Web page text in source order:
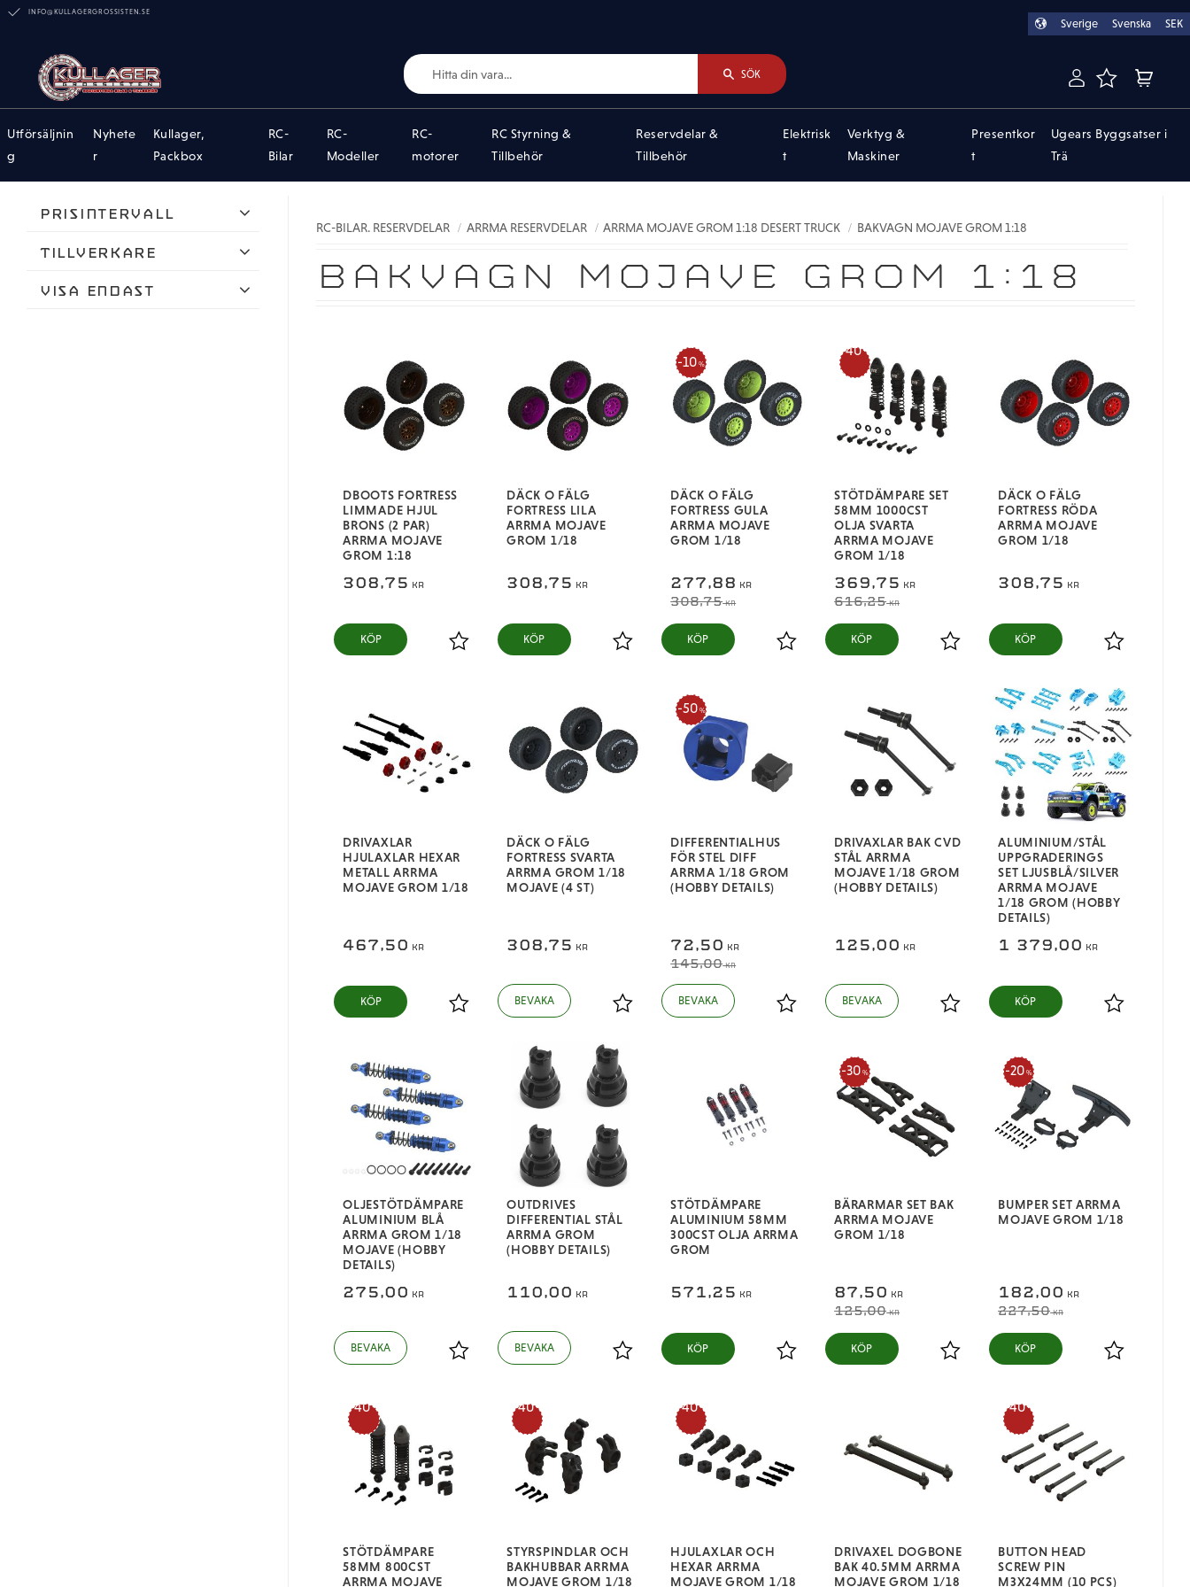
INFO@KULLAGERGROSSISTEN.SE
Sverige Svenska SEK
SÖK FAVORITER
Utförsäljnin
g
Nyhete
r
Kullager,
Packbox
RC-
Bilar
RC-
Modeller
RC-
motorer
RC Styrning &
Tillbehör
Reservdelar &
Tillbehör
Elektrisk
t
Verktyg &
Maskiner
Presentkor
t
Ugears Byggsatser i
Trä
Prisintervall
Tillverkare
Visa endast BAKVAGN MOJAVE GROM 1:18
RC-BILAR. RESERVDELAR ARRMA RESERVDELAR ARRMA MOJAVE GROM 1:18 DESERT TRUCK BAKVAGN MOJAVE GROM 1:18
DBOOTS FORTRESS
LIMMADE HJUL
BRONS (2 PAR)
ARRMA MOJAVE
GROM 1:18
308,75 KR
Lägg till i favoriter
KÖP
DÄCK O FÄLG
FORTRESS LILA
ARRMA MOJAVE
GROM 1/18
308,75 KR
Lägg till i favoriter
KÖP
DÄCK O FÄLG
FORTRESS GULA
ARRMA MOJAVE
GROM 1/18
277,88 KR
308,75KR
10 %
Lägg till i favoriter
KÖP
STÖTDÄMPARE SET
58MM 1000CST
OLJA SVARTA
ARRMA MOJAVE
GROM 1/18
369,75 KR
616,25KR
40
%
Lägg till i favoriter
KÖP
DÄCK O FÄLG
FORTRESS RÖDA
ARRMA MOJAVE
GROM 1/18
308,75 KR
Lägg till i
KÖP
DRIVAXLAR
HJULAXLAR HEXAR
METALL ARRMA
MOJAVE GROM 1/18
467,50 KR
Lägg till i favoriter
KÖP
DÄCK O FÄLG
FORTRESS SVARTA
ARRMA GROM 1/18
MOJAVE (4 ST)
308,75 KR
Lägg till i favoriter
DIFFERENTIALHUS
FÖR STEL DIFF
ARRMA 1/18 GROM
(HOBBY DETAILS)
72,50 KR
145,00KR
50 %
Lägg till i favoriter
DRIVAXLAR BAK CVD
STÅL ARRMA
MOJAVE 1/18 GROM
(HOBBY DETAILS)
125,00 KR
Lägg till i favoriter
ALUMINIUM/STÅL
UPPGRADERINGS
SET LJUSBLÅ/SILVER
ARRMA MOJAVE
1/18 GROM (HOBBY
DETAILS)
1 379,00 KR
Lägg till i
KÖP
OLJESTÖTDÄMPARE
ALUMINIUM BLÅ
ARRMA GROM 1/18
MOJAVE (HOBBY
DETAILS)
275,00 KR
Lägg till i favoriter
OUTDRIVES
DIFFERENTIAL STÅL
ARRMA GROM
(HOBBY DETAILS)
110,00 KR
Lägg till i favoriter
STÖTDÄMPARE
ALUMINIUM 58MM
300CST OLJA ARRMA
GROM
571,25 KR
Lägg till i favoriter
KÖP
BÄRARMAR SET BAK
ARRMA MOJAVE
GROM 1/18
87,50 KR
125,00KR
30 %
Lägg till i favoriter
KÖP
BUMPER SET ARRMA
MOJAVE GROM 1/18
182,00 KR
227,50KR
20 %
Lägg till i
KÖP
STÖTDÄMPARE
58MM 800CST
ARRMA MOJAVE
40
%
STYRSPINDLAR OCH
BAKHUBBAR ARRMA
MOJAVE GROM 1/18
40
%
HJULAXLAR OCH
HEXAR ARRMA
MOJAVE GROM 1/18
40
%
DRIVAXEL DOGBONE
BAK 40.5MM ARRMA
MOJAVE GROM 1/18
BUTTON HEAD
SCREW PIN
M3X24MM (10 PCS)
40
%